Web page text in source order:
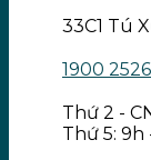
33C1 Tú
1900
Thứ 2 -
Thứ 5: 9h